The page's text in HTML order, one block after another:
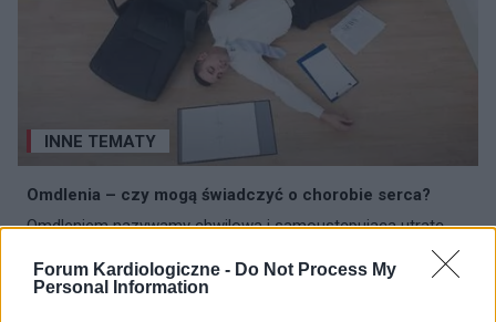
Forum Kardiologiczne - Do Not Process My
Personal Information
INNE TEMATY
Omdlenia – czy mogą świadczyć o chorobie serca?
Omdleniem nazywamy chwilową i samoustępującą utratę
początkiem oraz spontanicznym i całkowitym powrotem
świadomości. Bezpośrednią przyczyną tego...